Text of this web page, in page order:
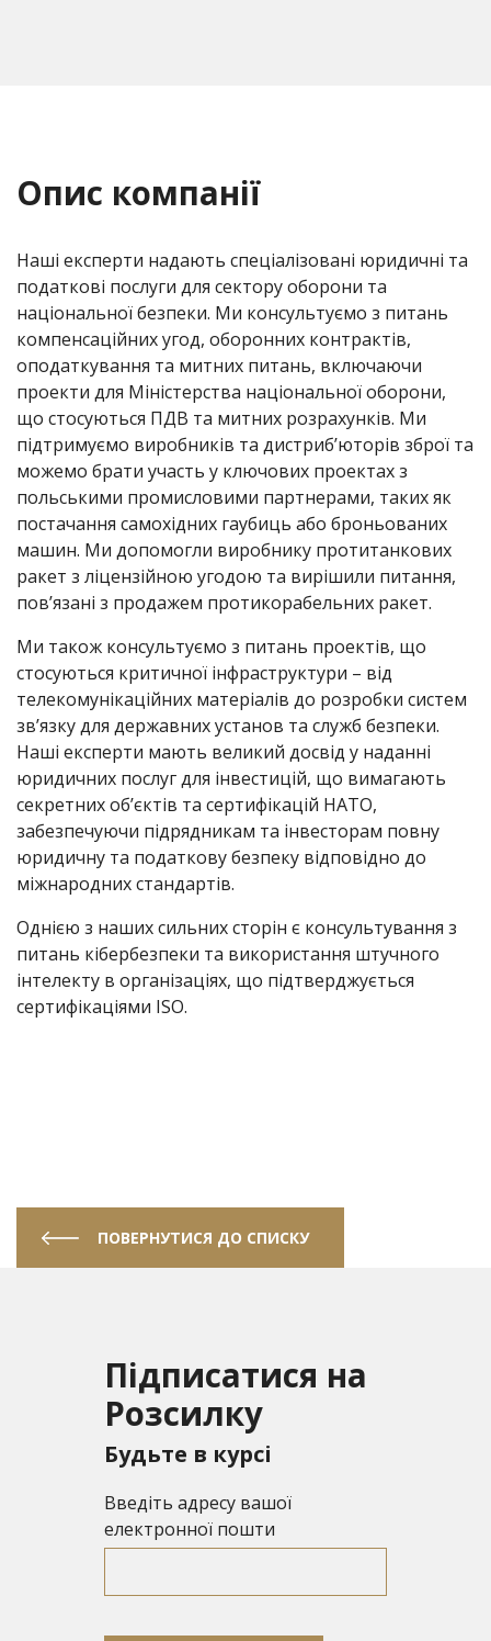
Опис компанії
Наші експерти надають спеціалізовані юридичні та
податкові послуги для сектору оборони та
національної безпеки. Ми консультуємо з питань
компенсаційних угод, оборонних контрактів,
оподаткування та митних питань, включаючи
проекти для Міністерства національної оборони,
що стосуються ПДВ та митних розрахунків. Ми
підтримуємо виробників та дистриб’юторів зброї та
можемо брати участь у ключових проектах з
польськими промисловими партнерами, таких як
постачання самохідних гаубиць або броньованих
машин. Ми допомогли виробнику протитанкових
ракет з ліцензійною угодою та вирішили питання,
пов’язані з продажем протикорабельних ракет.
Ми також консультуємо з питань проектів, що
стосуються критичної інфраструктури – від
телекомунікаційних матеріалів до розробки систем
зв’язку для державних установ та служб безпеки.
Наші експерти мають великий досвід у наданні
юридичних послуг для інвестицій, що вимагають
секретних об’єктів та сертифікацій НАТО,
забезпечуючи підрядникам та інвесторам повну
юридичну та податкову безпеку відповідно до
міжнародних стандартів.
Однією з наших сильних сторін є консультування з
питань кібербезпеки та використання штучного
інтелекту в організаціях, що підтверджується
сертифікаціями ISO.
ПОВЕРНУТИСЯ ДО СПИСКУ
Підписатися на
Розсилку
Будьте в курсі
Введіть адресу вашої
електронної пошти